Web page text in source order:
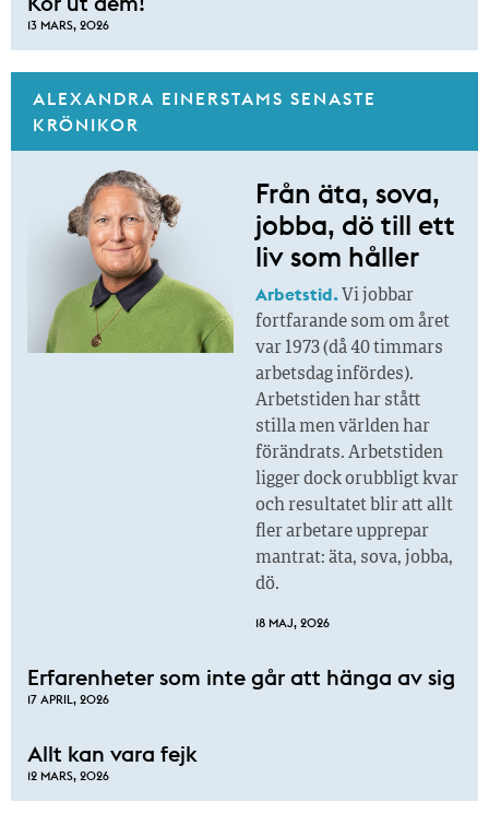
13 MARS, 2026
ALEXANDRA EINERSTAMS SENASTE
KRÖNIKOR
Från äta, sova,
jobba, dö till ett
liv som håller
Arbetstid. Vi jobbar
fortfarande som om året
var 1973 (då 40 timmars
arbetsdag infördes).
Arbetstiden har stått
stilla men världen har
förändrats. Arbetstiden
ligger dock orubbligt kvar
och resultatet blir att allt
fler arbetare upprepar
mantrat: äta, sova, jobba,
dö.
18 MAJ, 2026
Erfarenheter som inte går att hänga av sig
17 APRIL, 2026
Allt kan vara fejk
12 MARS, 2026